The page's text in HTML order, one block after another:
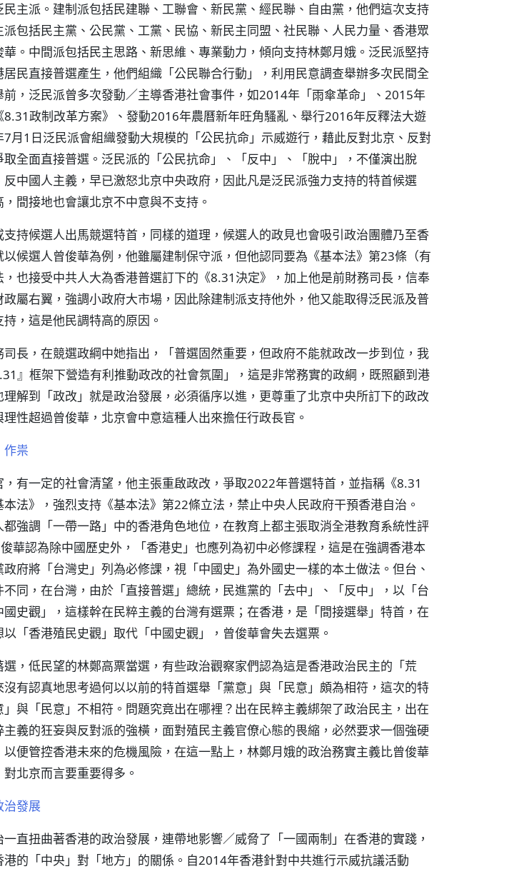
主派。建制派包括民建聯、工聯會、新民黨、經民聯、自由黨，他們這次支持
包括民主黨、公民黨、工黨、民協、新民主同盟、社民聯、人民力量、香港眾
。中間派包括民主思路、新思維、專業動力，傾向支持林鄭月娥。泛民派堅持
民直接普選產生，他們組織「公民聯合行動」，利用民意調查舉辦多次民間全
前，泛民派曾多次發動／主導香港社會事件，如2014年「雨傘革命」、2015年
8.31政制改革方案》、發動2016年農曆新年旺角騷亂、舉行2016年反釋法大遊
月1日泛民派會組織發動大規模的「公民抗命」示威遊行，藉此反對北京、反對
全面直接普選。泛民派的「公民抗命」、「反中」、「脫中」，不僅演出脫
中國人主義，早已激怒北京中央政府，因此凡是泛民派強力支持的特首候選
間接地也會讓北京不中意與不支持。
持候選人出馬競選特首，同樣的道理，候選人的政見也會吸引政治團體乃至香
候選人曾俊華為例，他雖屬建制保守派，但他認同要為《基本法》第23條（有
，也接受中共人大為香港普選訂下的《8.31決定》，加上他是前財務司長，信奉
政屬右翼，強調小政府大市場，因此除建制派支持他外，他又能取得泛民派及普
，這是他民調特高的原因。
長，在競選政綱中她指出，「普選固然重要，但政府不能就政改一步到位，我
』框架下營造有利推動政改的社會氛圍」，這是非常務實的政綱，既照顧到港
解到「政改」就是政治發展，必須循序以進，更尊重了北京中央所訂下的政改
性超過曾俊華，北京會中意這種人出來擔任行政長官。
作祟
有一定的社會清望，他主張重啟政改，爭取2022年普選特首，並指稱《8.31
法》，強烈支持《基本法》第22條立法，禁止中央人民政府干預香港自治。
都強調「一帶一路」中的香港角色地位，在教育上都主張取消全港教育系統性評
華認為除中國歷史外，「香港史」也應列為初中必修課程，這是在強調香港本
府將「台灣史」列為必修課，視「中國史」為外國史一樣的本土做法。但台、
同，在台灣，由於「直接普選」總統，民進黨的「去中」、「反中」，以「台
史觀」，這樣幹在民粹主義的台灣有選票；在香港，是「間接選舉」特首，在
以「香港殖民史觀」取代「中國史觀」，曾俊華會失去選票。
，低民望的林鄭高票當選，有些政治觀察家們認為這是香港政治民主的「荒
有認真地思考過何以以前的特首選舉「黨意」與「民意」頗為相符，這次的特
與「民意」不相符。問題究竟出在哪裡？出在民粹主義綁架了政治民主，出在
義的狂妄與反對派的強橫，面對殖民主義官僚心態的畏縮，必然要求一個強硬
便管控香港未來的危機風險，在這一點上，林鄭月娥的政治務實主義比曾俊華
北京而言要重要得多。
治發展
直扭曲著香港的政治發展，連帶地影響／威脅了「一國兩制」在香港的實踐，
港的「中央」對「地方」的關係。自2014年香港針對中共進行示威抗議活動